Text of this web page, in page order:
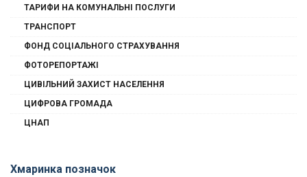
ТАРИФИ НА КОМУНАЛЬНІ ПОСЛУГИ
ТРАНСПОРТ
ФОНД СОЦІАЛЬНОГО СТРАХУВАННЯ
ФОТОРЕПОРТАЖІ
ЦИВІЛЬНИЙ ЗАХИСТ НАСЕЛЕННЯ
ЦИФРОВА ГРОМАДА
ЦНАП
Хмаринка позначок